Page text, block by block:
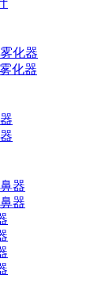
化器
化器
器
器